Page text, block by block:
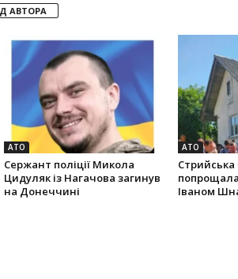
АВТОРА
АТО
Сержант поліції Микола
Цидуляк із Нагачова загинув
на Донеччині
АТО
Стрийська
Іваном